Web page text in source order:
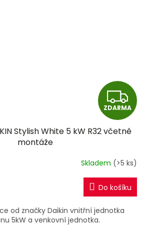
Z
D
A
R
M
A
ZDARMA
Stylish White 5 kW R32 včetně
montáže
Skladem (>5 ks)
Do košíku
od značky Daikin vnitřní jednotka
5kW a venkovní jednotka.